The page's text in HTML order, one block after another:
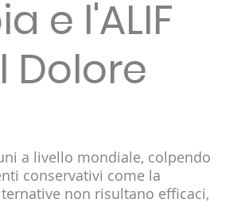
e l'ALIF
Dolore
a livello mondiale, colpendo
conservativi come la
non risultano efficaci,